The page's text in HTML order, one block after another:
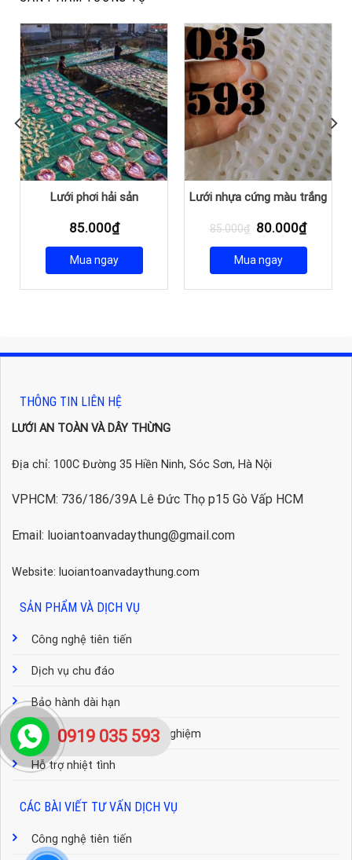
Lưới phơi hải sản
85.000₫
Mua ngay
Lưới nhựa cứng màu trắng
85.000₫ Giá
85.000₫.
80.000₫Giá
hiện
tại
Mua ngay
THÔNG TIN LIÊN HỆ
LƯỚI AN TOÀN VÀ DÂY THỪNG
Địa chỉ: 100C Đường 35 Hiền Ninh, Sóc Sơn, Hà Nội
VPHCM: 736/186/39A Lê Đức Thọ p15 Gò Vấp HCM
Email: luoiantoanvadaythung@gmail.com
Website: luoiantoanvadaythung.com
SẢN PHẨM VÀ DỊCH VỤ
Công nghệ tiên tiến
Dịch vụ chu đáo
Bảo hành dài hạn
Đội ngũ tư vấn nhiều kinh nghiệm
Hỗ trợ nhiệt tình
CÁC BÀI VIẾT TƯ VẤN DỊCH VỤ
Công nghệ tiên tiến
0919 035 593